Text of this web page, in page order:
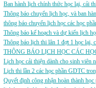
Ban hành lịch chính thức học lại, cải
Thông báo chuyển lịch học, và ban
thông báo chuyển lịch học các học
Thông báo kế hoạch và dự kiến lịch
Thông báo lịch thi lân 1 đợt 1 học lại,
THÔNG BÁO LỊCH HỌC CÁC
Lịch học cải thiện dành cho sinh viên
Lịch thi lần 2 các học phần GDTC
Quyết định công nhận hoàn thành